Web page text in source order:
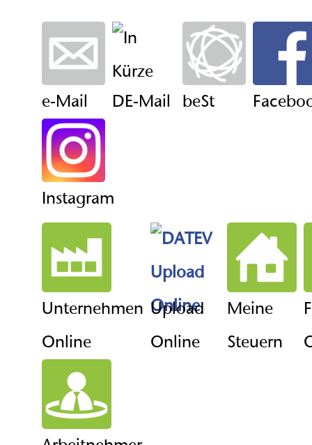
e-Mail DE-Mail beSt
Instagram
Unternehmen
Online
Upload
Online
Meine
Steuern